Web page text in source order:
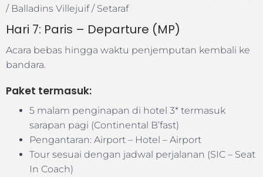
/ Balladins Villejuif / Setaraf
Hari 7: Paris – Departure (MP)
Acara bebas hingga waktu penjemputan kembali ke
bandara.
Paket termasuk:
5 malam penginapan di hotel 3* termasuk
sarapan pagi (Continental B’fast)
Pengantaran: Airport – Hotel – Airport
Tour sesuai dengan jadwal perjalanan (SIC – Seat
In Coach)